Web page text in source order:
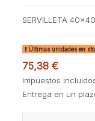
SERVILLETA
Últimas unidades en
75,38 €
Impuestos
Entrega en un